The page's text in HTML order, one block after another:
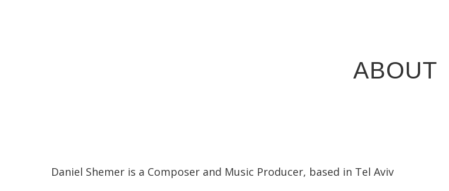
ABOUT
Daniel Shemer is a Composer and Music Producer, based in Tel Aviv